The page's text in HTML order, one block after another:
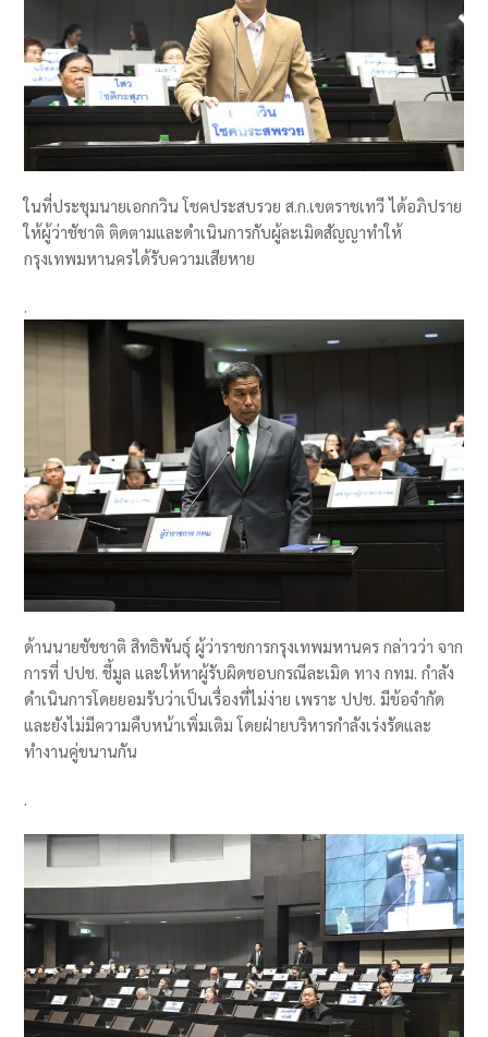
ในที่ประชุมนายเอกกวิน โชคประสบรวย ส.ก.เขตราชเทวี ได้อภิปราย
ให้ผู้ว่าชัชาติ ติดตามและดำเนินการกับผู้ละเมิดสัญญาทำให้
กรุงเทพมหานครได้รับความเสียหาย
.
ด้านนายชัชชาติ สิทธิพันธุ์ ผู้ว่าราชการกรุงเทพมหานคร กล่าวว่า จาก
การที่ ปปช. ชี้มูล และให้หาผู้รับผิดชอบกรณีละเมิด ทาง กทม. กำลัง
ดำเนินการโดยยอมรับว่าเป็นเรื่องที่ไม่ง่าย เพราะ ปปช. มีข้อจำกัด
และยังไม่มีความคืบหน้าเพิ่มเติม โดยฝ่ายบริหารกำลังเร่งรัดและ
ทำงานคู่ขนานกัน
.